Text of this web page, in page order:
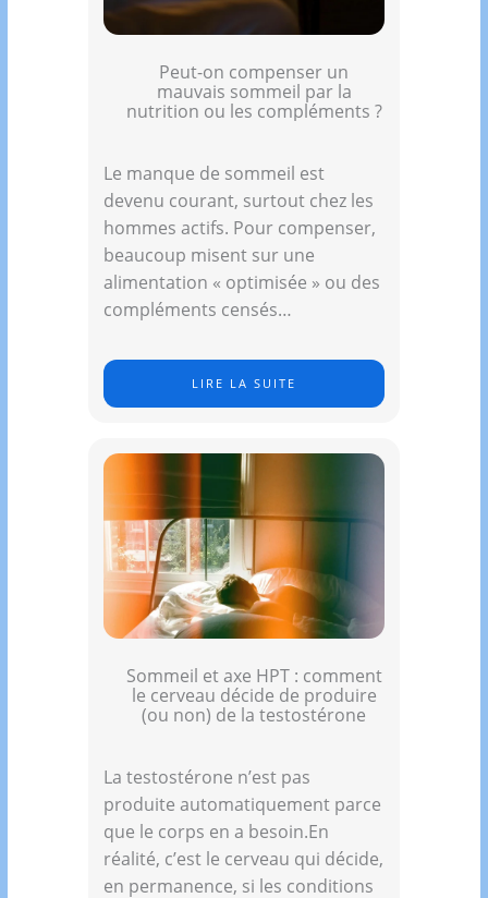
Peut-on compenser un
mauvais sommeil par la
nutrition ou les compléments ?
Le manque de sommeil est
devenu courant, surtout chez les
hommes actifs. Pour compenser,
beaucoup misent sur une
alimentation « optimisée » ou des
compléments censés…
LIRE LA SUITE
Sommeil et axe HPT : comment
le cerveau décide de produire
(ou non) de la testostérone
La testostérone n’est pas
produite automatiquement parce
que le corps en a besoin.En
réalité, c’est le cerveau qui décide,
en permanence, si les conditions